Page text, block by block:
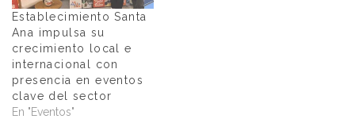
Establecimiento Santa
Ana impulsa su
crecimiento local e
internacional con
presencia en eventos
clave del sector
En "Eventos"